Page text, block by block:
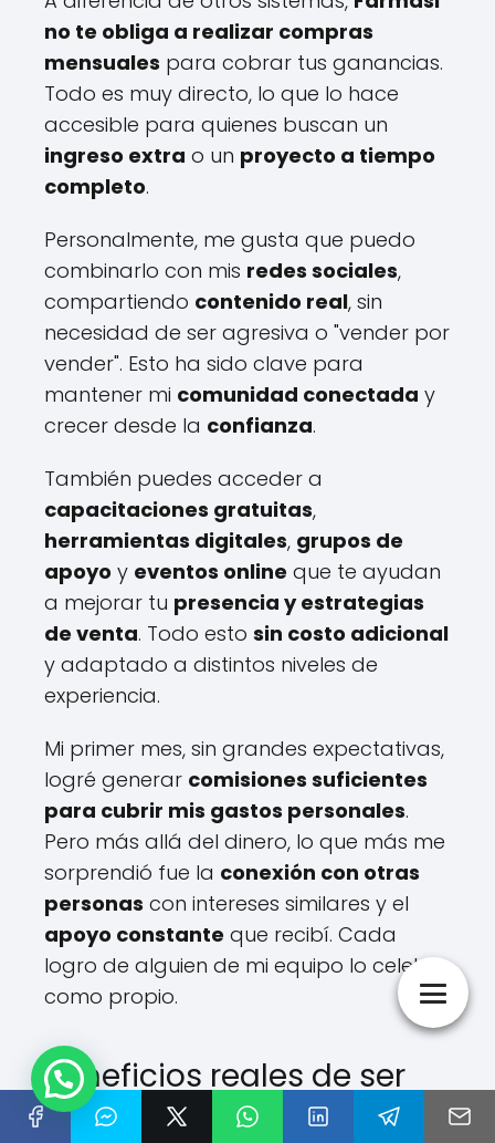
no te obliga a realizar compras
mensuales para cobrar tus ganancias.
Todo es muy directo, lo que lo hace
accesible para quienes buscan un
ingreso extra o un proyecto a tiempo
completo.
Personalmente, me gusta que puedo
combinarlo con mis redes sociales,
compartiendo contenido real, sin
necesidad de ser agresiva o "vender por
vender". Esto ha sido clave para
mantener mi comunidad conectada y
crecer desde la confianza.
También puedes acceder a
capacitaciones gratuitas,
herramientas digitales, grupos de
apoyo y eventos online que te ayudan
a mejorar tu presencia y estrategias
de venta. Todo esto sin costo adicional
y adaptado a distintos niveles de
experiencia.
Mi primer mes, sin grandes expectativas,
logré generar comisiones suficientes
para cubrir mis gastos personales.
Pero más allá del dinero, lo que más me
sorprendió fue la conexión con otras
personas con intereses similares y el
apoyo constante que recibí. Cada
logro de alguien de mi equipo lo celebro
como propio.
Beneficios reales de ser
parte de Farmasi